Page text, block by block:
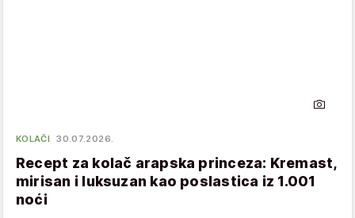
KOLAČI 30.07.2026.
Recept za kolač arapska princeza: Kremast,
mirisan i luksuzan kao poslastica iz 1.001
noći